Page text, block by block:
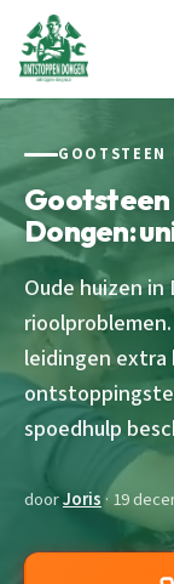
GOOTSTEEN
Gootsteen
Dongen:
Oude huizen
leidingen extra
spoedhulp
doorJoris· 19